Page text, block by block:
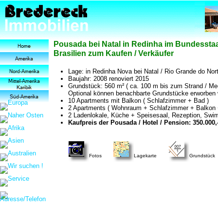
Pousada bei Natal in Redinha im
Brasilien zum Kaufen / Verkäufer
Lage: in Redinha Nova bei Natal / Rio Grande do
Baujahr: 2008 renoviert 2015
Grundstück: 560 m² ( ca. 100 m bis zum Strand /
Optional können benachbarte Grundstücke erworben
10 Apartments mit Balkon ( Schlafzimmer + Bad )
2 Apartments ( Wohnraum + Schlafzimmer + Balkon
2 Ladenlokale, Küche + Speisesaal, Rezeption,
Kaufpreis der Pousada / Hotel / Pension:
Fotos Lagekarte Grundstück